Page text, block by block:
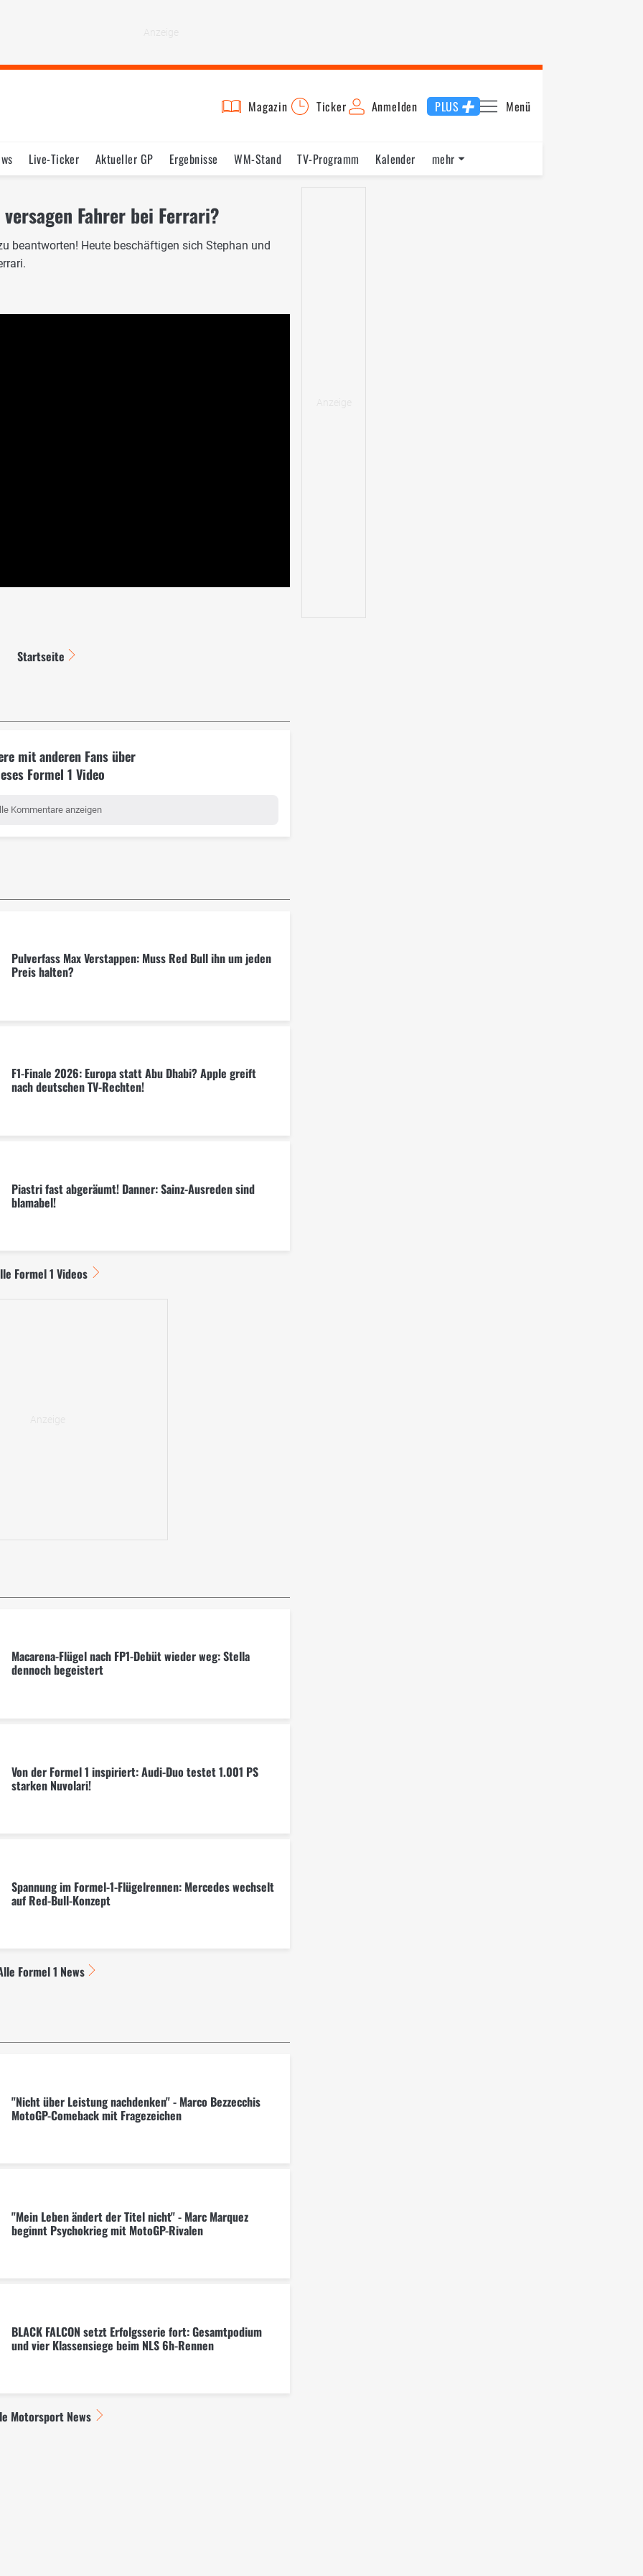
Magazin Ticker Anmelden PLUS Menü
Live-Ticker Aktueller GP Ergebnisse WM-Stand TV-Programm
Kalender
mehr
Fahrer bei Ferrari?
beantworten! Heute beschäftigen sich Stephan und
Startseite
mit anderen Fans über
Formel 1 Video
Kommentare anzeigen
Pulverfass Max Verstappen: Muss Red Bull ihn um jeden
Preis halten?
F1-Finale 2026: Europa statt Abu Dhabi? Apple greift
nach deutschen TV-Rechten!
Piastri fast abgeräumt! Danner: Sainz-Ausreden sind
blamabel!
Formel 1 Videos
Macarena-Flügel nach FP1-Debüt wieder weg: Stella
dennoch begeistert
Von der Formel 1 inspiriert: Audi-Duo testet 1.001 PS
starken Nuvolari!
Spannung im Formel-1-Flügelrennen: Mercedes wechselt
auf Red-Bull-Konzept
Formel 1 News
"Nicht über Leistung nachdenken" - Marco Bezzecchis
MotoGP-Comeback mit Fragezeichen
"Mein Leben ändert der Titel nicht" - Marc Marquez
beginnt Psychokrieg mit MotoGP-Rivalen
BLACK FALCON setzt Erfolgsserie fort: Gesamtpodium
und vier Klassensiege beim NLS 6h-Rennen
Motorsport News